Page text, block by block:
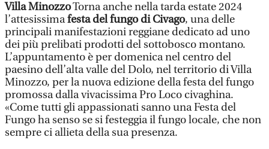
Villa MinozzoTorna anche nella tarda estate 2024
l’attesissimafesta del fungo di Civago, una delle
principali manifestazioni reggiane dedicato ad uno
dei più prelibati prodotti del sottobosco montano.
L’appuntamento è per domenica nel centro del
paesino dell’alta valle del Dolo, nel territorio di Villa
Minozzo, per la nuova edizione della festa del fungo
promossa dalla vivacissima Pro Loco civaghina.
«Come tutti gli appassionati sanno una Festa del
Fungo ha senso se si festeggia il fungo locale, che non
sempre ci allieta della sua presenza.